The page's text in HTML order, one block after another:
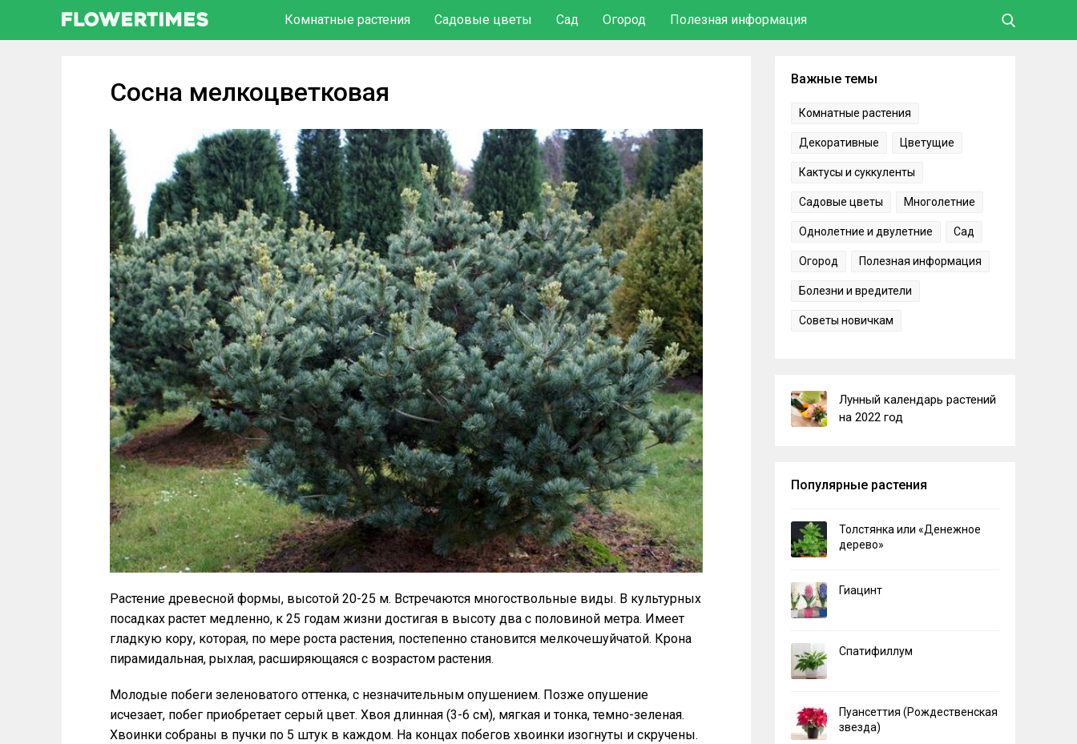
Комнатные растения Садовые цветы Сад Огород Полезная информация
Сосна мелкоцветковая
Растение древесной формы, высотой 20-25 м. Встречаются многоствольные виды. В культурных
посадках растет медленно, к 25 годам жизни достигая в высоту два с половиной метра. Имеет
гладкую кору, которая, по мере роста растения, постепенно становится мелкочешуйчатой. Крона
пирамидальная, рыхлая, расширяющаяся с возрастом растения.
Молодые побеги зеленоватого оттенка, с незначительным опушением. Позже опушение
исчезает, побег приобретает серый цвет. Хвоя длинная (3-6 см), мягкая и тонка, темно-зеленая.
Хвоинки собраны в пучки по 5 штук в каждом. На концах побегов хвоинки изогнуты и скручены.
Важные темы
Комнатные растения
Декоративные Цветущие
Кактусы и суккуленты
Садовые цветы Многолетние
Однолетние и двулетние Сад
Огород Полезная информация
Болезни и вредители
Советы новичкам
Лунный календарь растений
на 2022 год
Популярные растения
Толстянка или «Денежное
дерево»
Гиацинт
Спатифиллум
Пуансеттия (Рождественская
звезда)